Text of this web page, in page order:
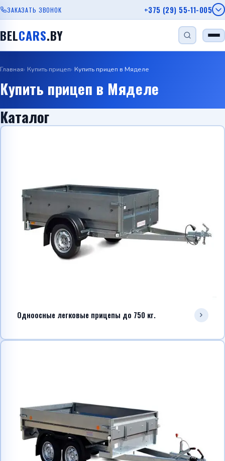
ЗАКАЗАТЬ ЗВОНОК +375 (29) 55-11-005
Viber
Telegram
BELCARS.BY
Прицеп для дачи
Прицеп с бортом Автовозы
Главная Купить прицеп Купить прицеп в Мяделе
Купить прицеп в Мяделе
Каталог
Одноосные легковые прицепы до 750 кг.